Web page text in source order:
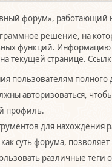
форум», работающий
решение, на
функций.
текущей странице.
пользователям полного
авторизоваться,
профиль.
для
суть форума,
различные теги